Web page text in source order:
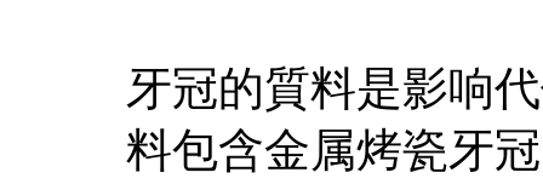
牙冠的質料是影响
料包含金属烤瓷牙